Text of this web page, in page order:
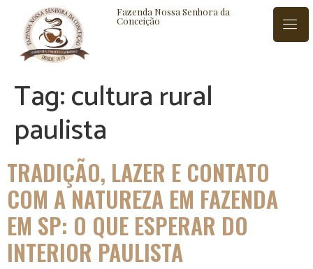
Fazenda Nossa Senhora da
Conceição
BLOG CONTATO
Tag:cultura rural
paulista
TRADIÇÃO, LAZER E CONTATO
COM A NATUREZA EM FAZENDA
EM SP: O QUE ESPERAR DO
INTERIOR PAULISTA